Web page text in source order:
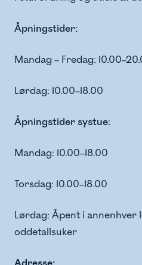
Åpningstider:
Mandag – Fredag:
Lørdag: 10.00–18.00
Åpningstider systue:
Mandag: 10.00–18.00
Torsdag: 10.00–18.00
Lørdag: Åpent i annenhver
oddetallsuker